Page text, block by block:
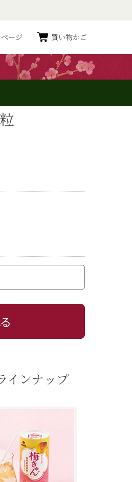
ージ 買い物かご
インナップ